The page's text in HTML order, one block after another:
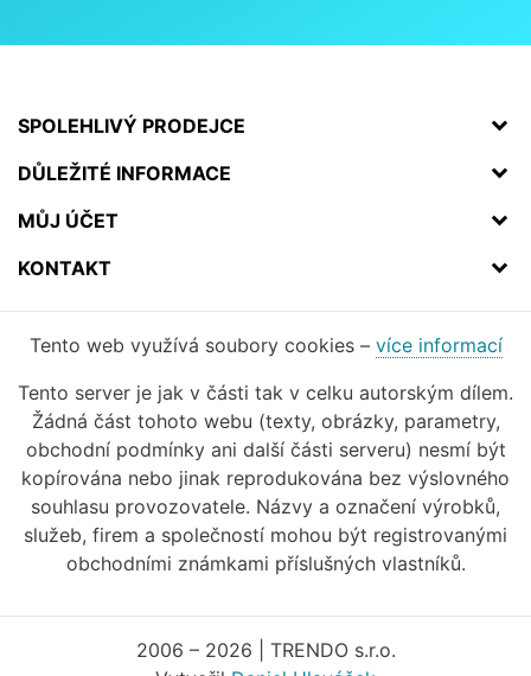
SPOLEHLIVÝ PRODEJCE
DŮLEŽITÉ INFORMACE
MŮJ ÚČET
KONTAKT
Tento web využívá soubory cookies – více informací
Tento server je jak v části tak v celku autorským dílem.
Žádná část tohoto webu (texty, obrázky, parametry,
obchodní podmínky ani další části serveru) nesmí být
kopírována nebo jinak reprodukována bez výslovného
souhlasu provozovatele. Názvy a označení výrobků,
služeb, firem a společností mohou být registrovanými
obchodními známkami příslušných vlastníků.
2006 – 2026 | TRENDO s.r.o.